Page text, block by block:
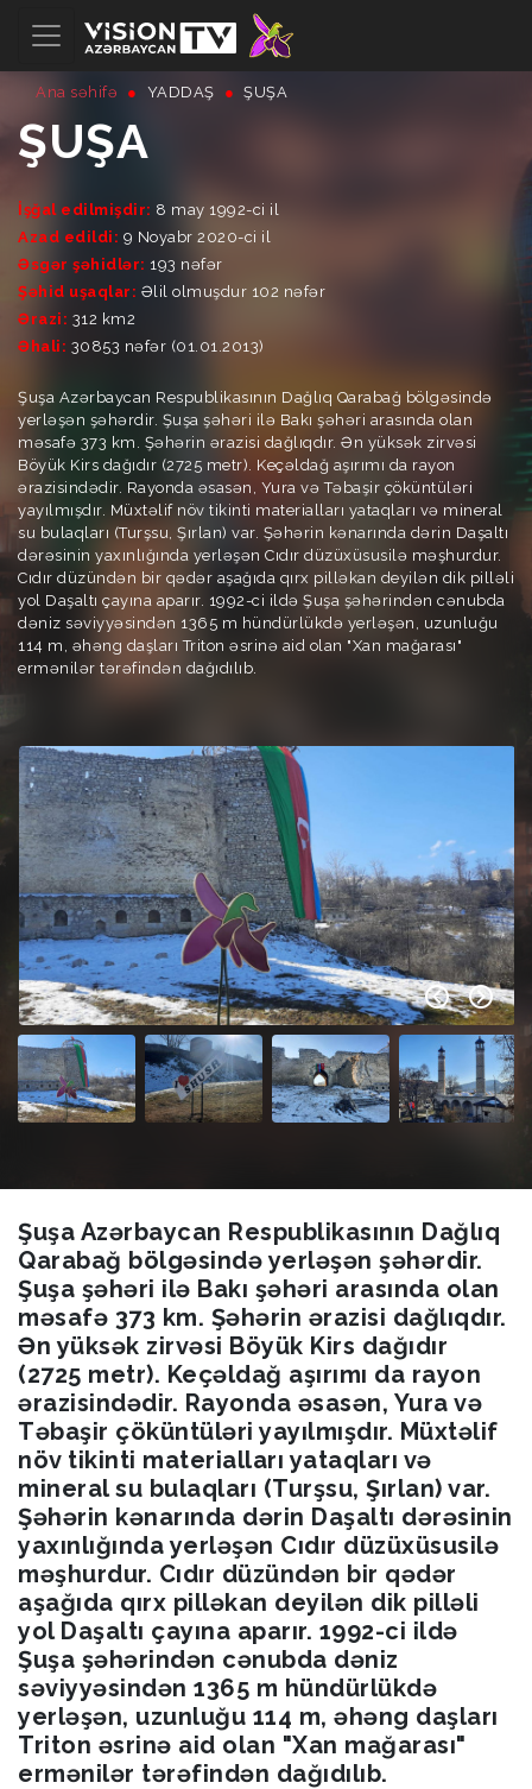
Ana səhifə YADDAŞ ŞUŞA
ŞUŞA
İşğal edilmişdir: 8 may 1992-ci il
Azad edildi: 9 Noyabr 2020-ci il
Əsgər şəhidlər: 193 nəfər
Şəhid uşaqlar: Əlil olmuşdur 102 nəfər
Ərazi: 312 km2
Əhali: 30853 nəfər (01.01.2013)
Şuşa Azərbaycan Respublikasının Dağlıq Qarabağ bölgəsində
yerləşən şəhərdir. Şuşa şəhəri ilə Bakı şəhəri arasında olan
məsafə 373 km. Şəhərin ərazisi dağlıqdır. Ən yüksək zirvəsi
Böyük Kirs dağıdır (2725 metr). Keçəldağ aşırımı da rayon
ərazisindədir. Rayonda əsasən, Yura və Təbaşir çöküntüləri
yayılmışdır. Müxtəlif növ tikinti materialları yataqları və mineral
su bulaqları (Turşsu, Şırlan) var. Şəhərin kənarında dərin Daşaltı
dərəsinin yaxınlığında yerləşən Cıdır düzüxüsusilə məşhurdur.
Cıdır düzündən bir qədər aşağıda qırx pilləkan deyilən dik pilləli
yol Daşaltı çayına aparır. 1992-ci ildə Şuşa şəhərindən cənubda
dəniz səviyyəsindən 1365 m hündürlükdə yerləşən, uzunluğu
114 m, əhəng daşları Triton əsrinə aid olan "Xan mağarası"
ermənilər tərəfindən dağıdılıb.
Şuşa Azərbaycan Respublikasının Dağlıq
Qarabağ bölgəsində yerləşən şəhərdir.
Şuşa şəhəri ilə Bakı şəhəri arasında olan
məsafə 373 km. Şəhərin ərazisi dağlıqdır.
Ən yüksək zirvəsi Böyük Kirs dağıdır
(2725 metr). Keçəldağ aşırımı da rayon
ərazisindədir. Rayonda əsasən, Yura və
Təbaşir çöküntüləri yayılmışdır. Müxtəlif
növ tikinti materialları yataqları və
mineral su bulaqları (Turşsu, Şırlan) var.
Şəhərin kənarında dərin Daşaltı dərəsinin
yaxınlığında yerləşən Cıdır düzüxüsusilə
məşhurdur. Cıdır düzündən bir qədər
aşağıda qırx pilləkan deyilən dik pilləli
yol Daşaltı çayına aparır. 1992-ci ildə
Şuşa şəhərindən cənubda dəniz
səviyyəsindən 1365 m hündürlükdə
yerləşən, uzunluğu 114 m, əhəng daşları
Triton əsrinə aid olan "Xan mağarası"
ermənilər tərəfindən dağıdılıb.